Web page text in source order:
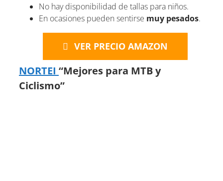
No hay disponibilidad de tallas para niños.
En ocasiones pueden sentirse muy pesados.
VER PRECIO AMAZON
NORTEI “Mejores para MTB y
Ciclismo”